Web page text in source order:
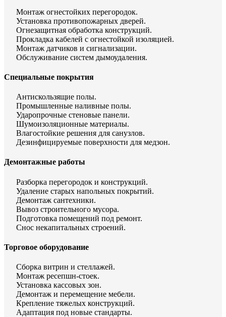
Монтаж огнестойких перегородок.
Установка противопожарных дверей.
Огнезащитная обработка конструкций.
Прокладка кабелей с огнестойкой изоляцией.
Монтаж датчиков и сигнализации.
Обслуживание систем дымоудаления.
Специальные покрытия
Антискользящие полы.
Промышленные наливные полы.
Ударопрочные стеновые панели.
Шумоизоляционные материалы.
Влагостойкие решения для санузлов.
Дезинфицируемые поверхности для медзон.
Демонтажные работы
Разборка перегородок и конструкций.
Удаление старых напольных покрытий.
Демонтаж сантехники.
Вывоз строительного мусора.
Подготовка помещений под ремонт.
Снос некапитальных строений.
Торговое оборудование
Сборка витрин и стеллажей.
Монтаж ресепшн-стоек.
Установка кассовых зон.
Демонтаж и перемещение мебели.
Крепление тяжелых конструкций.
Адаптация под новые стандарты.